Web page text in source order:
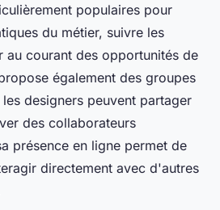
populaires pour
du métier, suivre les
au courant des opportunités de
également des groupes
designers peuvent partager
des collaborateurs
présence en ligne permet de
directement avec d'autres